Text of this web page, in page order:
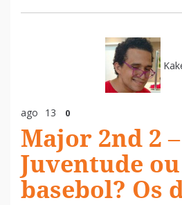
ago 13 0
Major 2nd 2 –
Juventude ou
basebol? Os